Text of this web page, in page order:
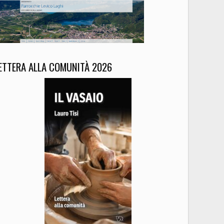
ALLA COMUNITÀ 2026